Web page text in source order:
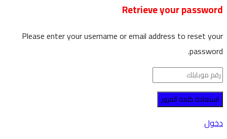
Retrieve your password
Please enter your username or email address to reset your
password.
دخول